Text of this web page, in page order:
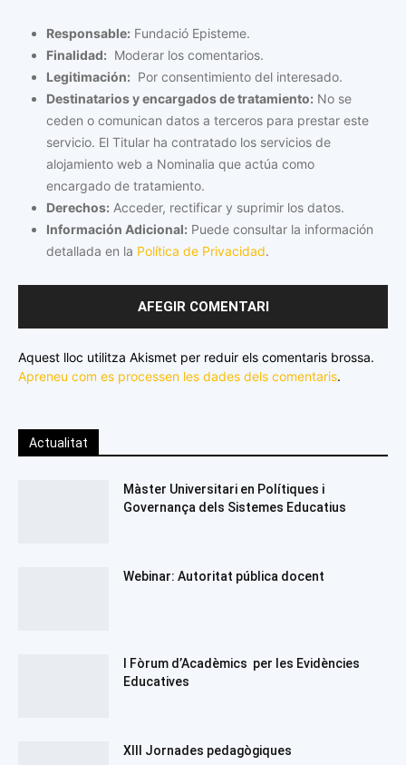
Responsable: Fundació Episteme.
Finalidad: Moderar los comentarios.
Legitimación: Por consentimiento del interesado.
Destinatarios y encargados de tratamiento: No se
ceden o comunican datos a terceros para prestar este
servicio. El Titular ha contratado los servicios de
alojamiento web a Nominalia que actúa como
encargado de tratamiento.
Derechos: Acceder, rectificar y suprimir los datos.
Información Adicional: Puede consultar la información
detallada en la Política de Privacidad.
Aquest lloc utilitza Akismet per reduir els comentaris brossa.
Apreneu com es processen les dades dels comentaris.
Actualitat
Màster Universitari en Polítiques i
Governança dels Sistemes Educatius
Webinar: Autoritat pública docent
I Fòrum d’Acadèmics per les Evidències
Educatives
XIII Jornades pedagògiques